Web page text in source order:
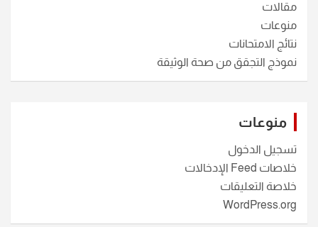
مقالات
منوعات
نتائج الامتحانات
نموذج التجقق من صحة الوثيقة
منوعات
تسجيل الدخول
خلاصات Feed الإدخالات
خلاصة التعليقات
WordPress.org